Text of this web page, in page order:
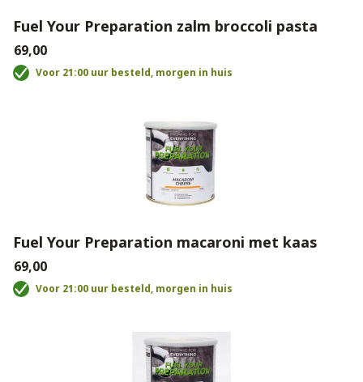
Fuel Your Preparation zalm broccoli pasta
€69,00
Voor 21:00 uur besteld, morgen in huis
Fuel Your Preparation macaroni met kaas
€69,00
Voor 21:00 uur besteld, morgen in huis